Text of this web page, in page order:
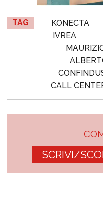
TAG KONECTA
IVREA
CALL
SCRIVI/